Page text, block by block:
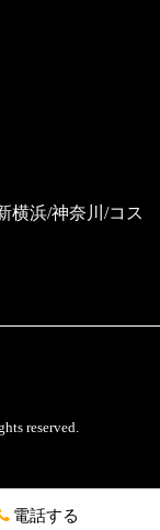
横浜/神奈川/コス
reserved.
電話する